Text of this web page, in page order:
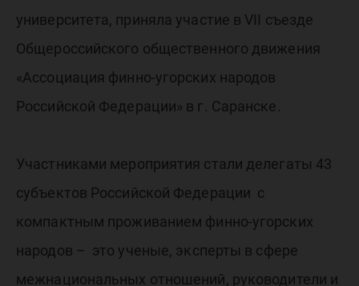
университета, приняла участие в VII съезде
Общероссийского общественного движения
«Ассоциация финно-угорских народов
Российской Федерации» в г. Саранске.
Участниками мероприятия стали делегаты 43
субъектов Российской Федерации с
компактным проживанием финно-угорских
народов – это ученые, эксперты в сфере
межнациональных отношений, руководители и